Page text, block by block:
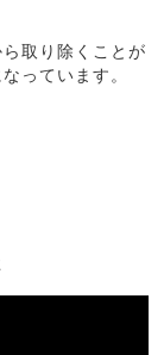
取り除くことが
っています。